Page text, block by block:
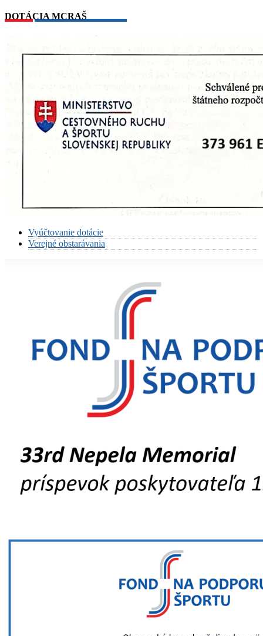
DOTÁCIA MCRAŠ
Vyúčtovanie dotácie
Verejné obstarávania